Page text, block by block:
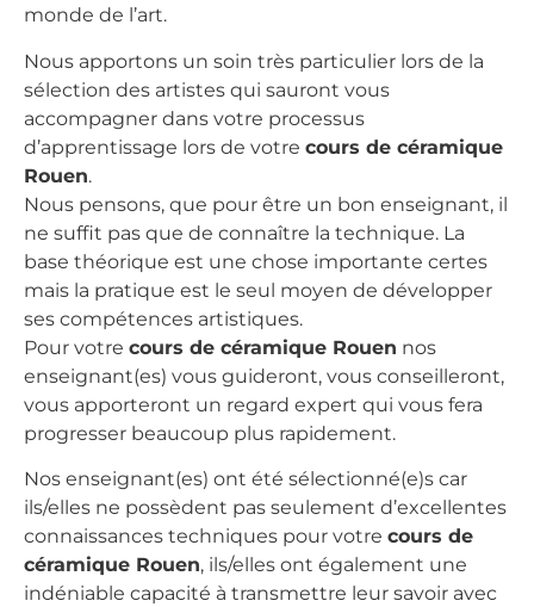
monde de l’art.
Nous apportons un soin très particulier lors de la
sélection des artistes qui sauront vous
accompagner dans votre processus
d’apprentissage lors de votre cours de céramique
Rouen.
Nous pensons, que pour être un bon enseignant, il
ne suffit pas que de connaître la technique. La
base théorique est une chose importante certes
mais la pratique est le seul moyen de développer
ses compétences artistiques.
Pour votre cours de céramique Rouen nos
enseignant(es) vous guideront, vous conseilleront,
vous apporteront un regard expert qui vous fera
progresser beaucoup plus rapidement.
Nos enseignant(es) ont été sélectionné(e)s car
ils/elles ne possèdent pas seulement d’excellentes
connaissances techniques pour votre cours de
céramique Rouen, ils/elles ont également une
indéniable capacité à transmettre leur savoir avec